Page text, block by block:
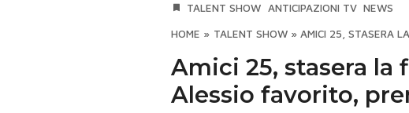
TALENT SHOW ANTICIPAZIONI TV NEWS
HOME » TALENT SHOW » AMICI 25, STASERA
Amici 25, stasera la
Alessio favorito,